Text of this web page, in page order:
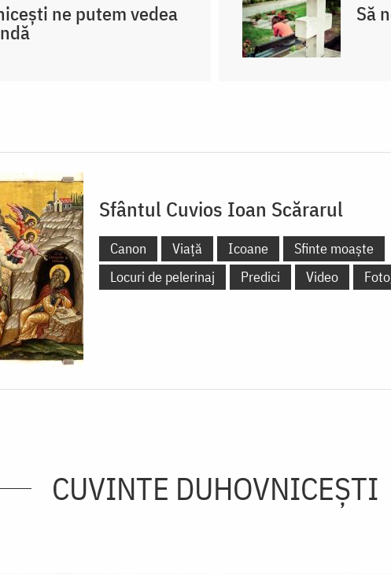
ne putem vedea Să
Sfântul Cuvios Ioan Scărarul
Canon Viață Icoane
Sfinte moaște
Locuri de pelerinaj
Predici Video
CUVINTE DUHOVNICEȘTI